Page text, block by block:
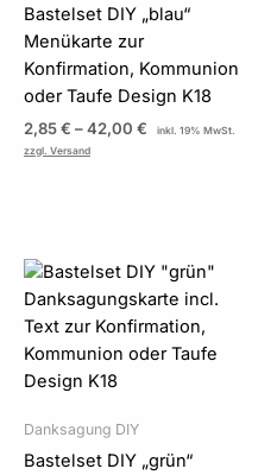
Bastelset DIY „blau“
Menükarte zur
Konfirmation, Kommunion
oder Taufe Design K18
2,85€ –42,00 €
inkl. 19% MwSt.
zzgl. Versand
Danksagung DIY
Bastelset DIY „grün“
Preisspanne:
2,40 €
bis
72,00 €